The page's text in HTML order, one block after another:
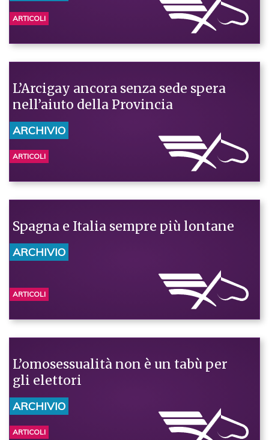
ARTICOLI
L’Arcigay ancora senza sede spera
nell’aiuto della Provincia
ARCHIVIO
ARTICOLI
Spagna e Italia sempre più lontane
ARCHIVIO
ARTICOLI
L’omosessualità non è un tabù per
gli elettori
ARCHIVIO
ARTICOLI